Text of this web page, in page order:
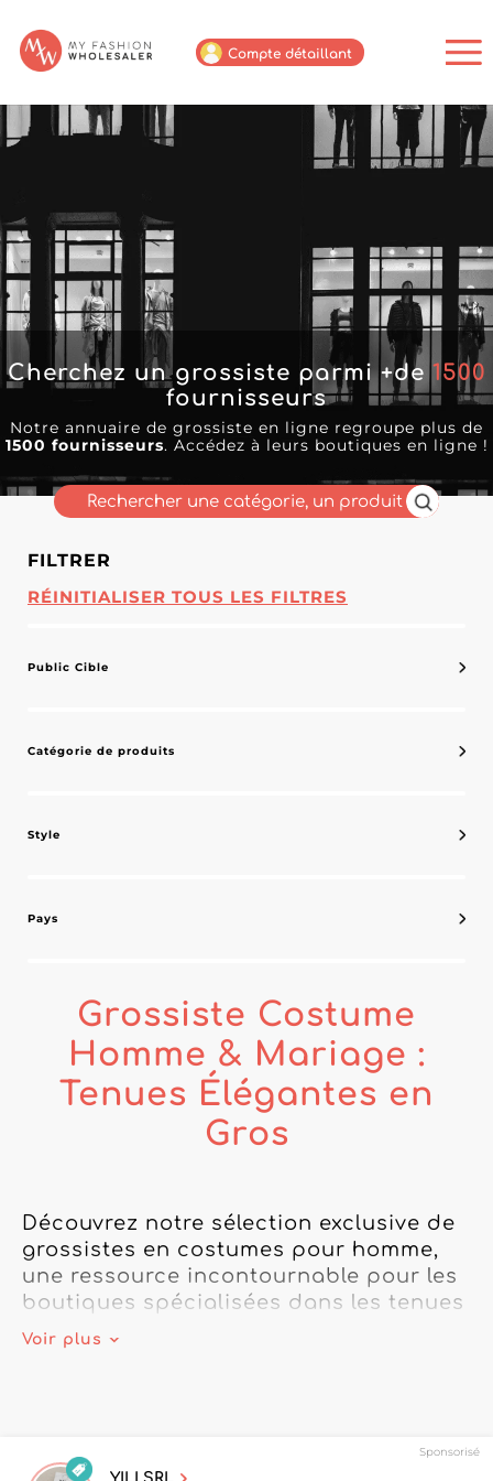
Compte détaillant
Cherchez un grossiste parmi +de1500
fournisseurs
Notre annuaire de grossiste en ligne regroupe plus de
1500 fournisseurs. Accédez à leurs boutiques en ligne !
FILTRER
RÉINITIALISER TOUS LES FILTRES
Public Cible
Catégorie de produits
Style
Pays
Grossiste Costume
Homme & Mariage :
Tenues Élégantes en
Gros
Découvrez notre sélection exclusive de
grossistes en costumes pour homme,
une ressource incontournable pour les
boutiques spécialisées dans les tenues
de mariage et de cérémonie. Notre
répondre aux exigences des
Voir plus
Sponsorisé